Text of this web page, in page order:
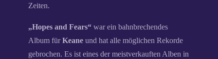
Zeiten.
„Hopes and Fears“ war ein bahnbrechendes
Album fürKeane und hat alle möglichen Rekorde
gebrochen. Es ist eines der meistverkauften Alben in